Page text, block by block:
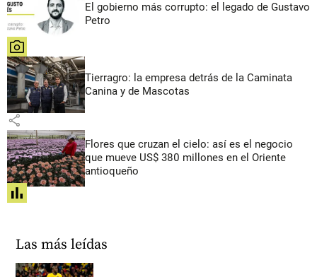
El gobierno más corrupto: el legado de Gustavo
Petro
share
Tierragro: la empresa detrás de la Caminata
Canina y de Mascotas
share
Flores que cruzan el cielo: así es el negocio
que mueve US$ 380 millones en el Oriente
antioqueño
share
Las más leídas